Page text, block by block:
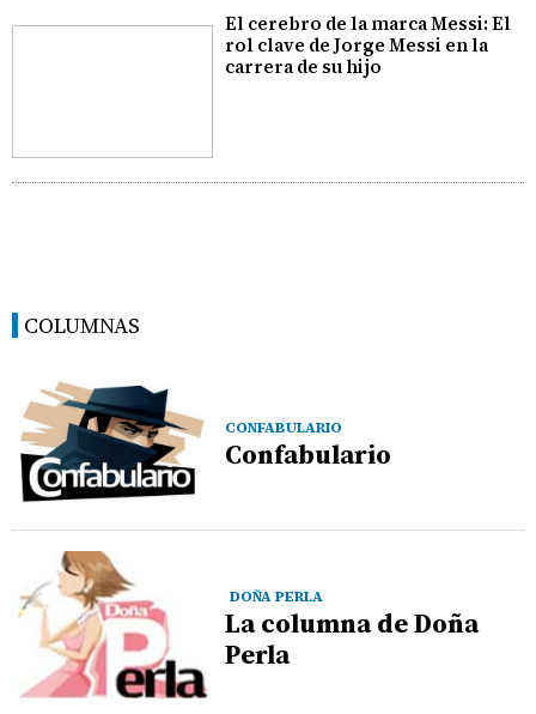
El cerebro de la marca Messi: El
rol clave de Jorge Messi en la
carrera de su hijo
COLUMNAS
CONFABULARIO
Confabulario
DOÑA PERLA
La columna de Doña
Perla